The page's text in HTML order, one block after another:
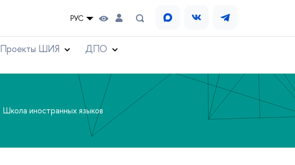
РУС
Проекты ШИЯ
ДПО
Школа иностранных языков